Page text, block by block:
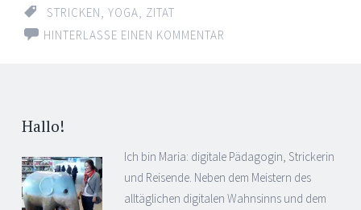
STRICKEN YOGA ZITAT
HINTERLASSE EINEN KOMMENTAR
Hallo!
Ich bin Maria: digitale Pädagogin, Strickerin
und Reisende. Neben dem Meistern des
alltäglichen digitalen Wahnsinns und dem